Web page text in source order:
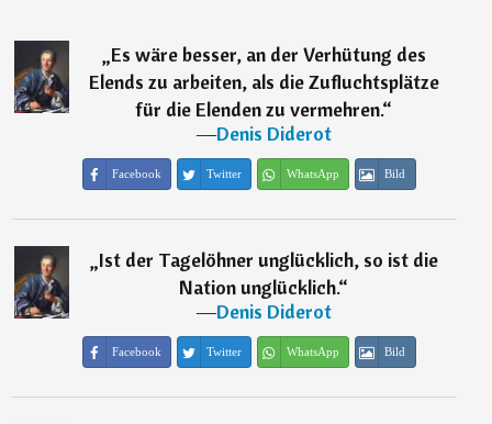
„Es wäre besser, an der Verhütung des
Elends zu arbeiten, als die Zufluchtsplätze
für die Elenden zu vermehren.“
―Denis Diderot
Facebook Twitter WhatsApp Bild
„Ist der Tagelöhner unglücklich, so ist die
Nation unglücklich.“
―Denis Diderot
Facebook Twitter WhatsApp Bild